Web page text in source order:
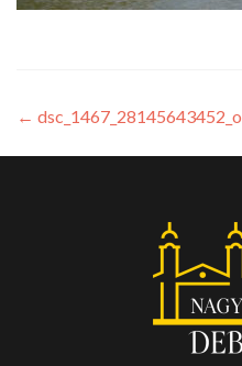
← dsc_1467_28145643452_o